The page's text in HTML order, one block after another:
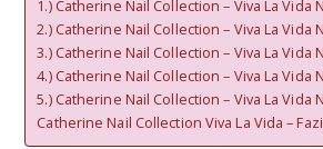
1.) Catherine Nail Collection – Viva La Vida
2.) Catherine Nail Collection – Viva La Vida
3.) Catherine Nail Collection – Viva La Vida
4.) Catherine Nail Collection – Viva La Vida
5.) Catherine Nail Collection – Viva La Vida
Catherine Nail Collection Viva La Vida –